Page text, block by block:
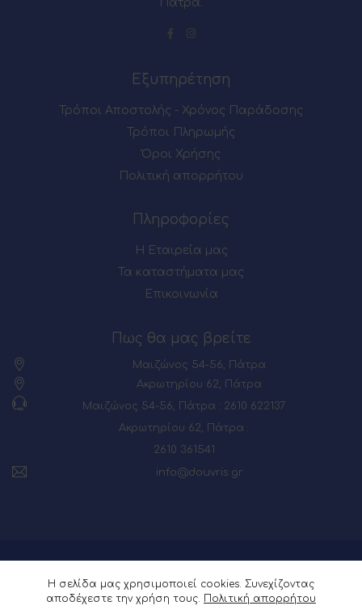
Πάτρα.
Εξυπηρέτηση
Τρόποι Αποστολής - Χρόνος Παράδοσης
Τρόποι Πληρωμής
Όροι Χρήσης
Πολιτική απορρήτου
Πληροφορίες
Η Εταιρεία μας
Τα καταστήματα μας
Επικοινωνία
Πως θα μας βρείτε
Μαιζώνος 54-56, Πάτρα
Ακρωτηρίου 62, Πάτρα
Μαιζώνος 54-56, Πάτρα : 2610 622137
Ακρωτηρίου 62, Πάτρα :
2610 361541
info@douvris.gr
© 2026 Powered by
Η σελίδα μας χρησιμοποιεί cookies. Συνεχίζοντας
αποδέχεστε την χρήση τους. Πολιτική απορρήτου